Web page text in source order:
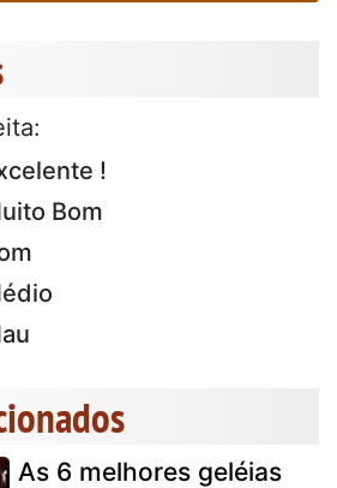
!
Bom
As 6 melhores geléias